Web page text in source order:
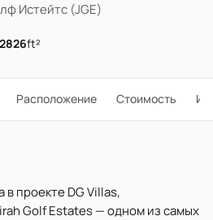
Истейтс (JGE)
2826ft²
Расположение Стоимость
проекте DG Villas,
Golf Estates — одном из самых